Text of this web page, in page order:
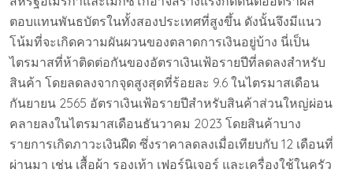
ตอบแทนพันธบัตรในทั้งสองประเทศที่สูงขึ้น ดังนั้นจึงมีแนว
โน้มที่จะเกิดความผันผวนของตลาดการเงินอยู่บ้าง นี่เป็น
ไตรมาสที่ห้าติดต่อกันของอัตราเงินเฟ้อรายปีที่ลดลงสำหรับ
สินค้า โดยลดลงจากจุดสูงสุดที่ร้อยละ 9.6 ในไตรมาสเดือน
กันยายน 2565 อัตราเงินเฟ้อรายปีสำหรับสินค้าส่วนใหญ่ผ่อน
คลายลงในไตรมาสเดือนธันวาคม 2023 โดยสินค้าบาง
รายการเกิดภาวะเงินฝืด ซึ่งราคาลดลงเมื่อเทียบกับ 12 เดือนที่
ผ่านมา เช่น เสื้อผ้า รองเท้า เฟอร์นิเจอร์ และเครื่องใช้ในครัว